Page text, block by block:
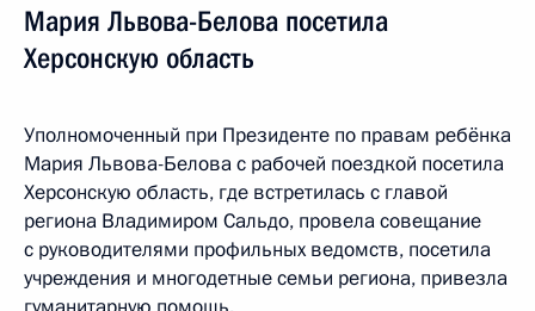
Мария Львова-Белова посетила
Херсонскую область
Уполномоченный при Президенте по правам ребёнка
Мария Львова-Белова с рабочей поездкой посетила
Херсонскую область, где встретилась с главой
региона Владимиром Сальдо, провела совещание
с руководителями профильных ведомств, посетила
учреждения и многодетные семьи региона, привезла